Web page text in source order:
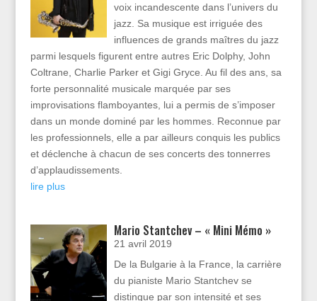
voix incandescente dans l’univers du
jazz. Sa musique est irriguée des
influences de grands maîtres du jazz
parmi lesquels figurent entre autres Eric Dolphy, John
Coltrane, Charlie Parker et Gigi Gryce. Au fil des ans, sa
forte personnalité musicale marquée par ses
improvisations flamboyantes, lui a permis de s’imposer
dans un monde dominé par les hommes. Reconnue par
les professionnels, elle a par ailleurs conquis les publics
et déclenche à chacun de ses concerts des tonnerres
d’applaudissements.
lire plus
Mario Stantchev – « Mini Mémo »
21 avril 2019
De la Bulgarie à la France, la carrière
du pianiste Mario Stantchev se
distingue par son intensité et ses